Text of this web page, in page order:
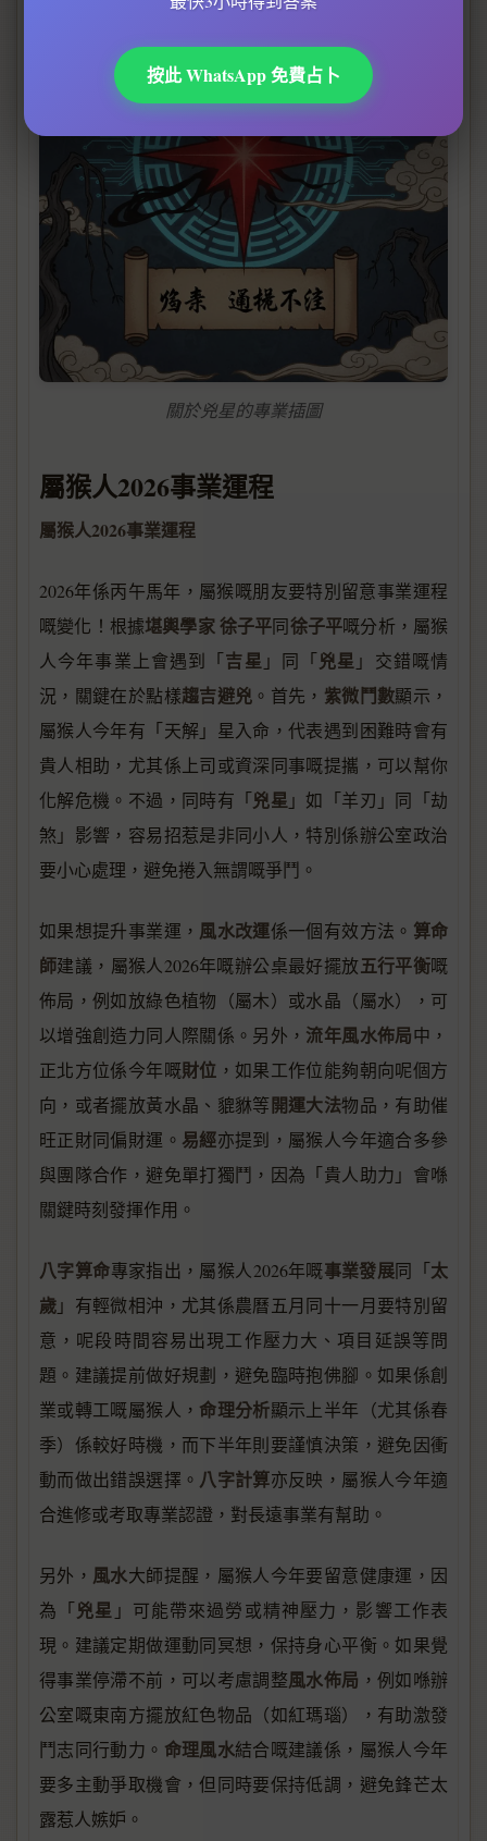
關於兇星的專業插圖
屬猴人2026事業運程
屬猴人2026事業運程
2026年係丙午馬年，屬猴嘅朋友要特別留意事業運程
嘅變化！根據堪輿學家徐子平同徐子平嘅分析，屬猴
人今年事業上會遇到「吉星 」同「兇星 」交錯嘅情
況，關鍵在於點樣趨吉避兇 。首先， 紫微鬥數顯示，
屬猴人今年有「天解」星入命，代表遇到困難時會有
貴人相助，尤其係上司或資深同事嘅提攜，可以幫你
化解危機。不過，同時有「兇星」如「羊刃」同「劫
煞」影響，容易招惹是非同小人，特別係辦公室政治
要小心處理，避免捲入無謂嘅爭鬥。
如果想提升事業運， 風水改運係一個有效方法。 算命
師建議，屬猴人2026年嘅辦公桌最好擺放五行平衡嘅
佈局，例如放綠色植物（屬木）或水晶（屬水），可
以增強創造力同人際關係。另外， 流年風水佈局中，
正北方位係今年嘅財位 ，如果工作位能夠朝向呢個方
向，或者擺放黃水晶、貔貅等開運大法物品，有助催
旺正財同偏財運。 易經亦提到，屬猴人今年適合多參
與團隊合作，避免單打獨鬥，因為「貴人助力」會喺
關鍵時刻發揮作用。
八字算命專家指出，屬猴人2026年嘅事業發展同「太
歲」有輕微相沖，尤其係農曆五月同十一月要特別留
意，呢段時間容易出現工作壓力大、項目延誤等問
題。建議提前做好規劃，避免臨時抱佛腳。如果係創
業或轉工嘅屬猴人， 命理分析顯示上半年（尤其係春
季）係較好時機，而下半年則要謹慎決策，避免因衝
動而做出錯誤選擇。 八字計算亦反映，屬猴人今年適
合進修或考取專業認證，對長遠事業有幫助。
另外， 風水大師提醒，屬猴人今年要留意健康運，因
為「兇星 」可能帶來過勞或精神壓力，影響工作表
現。建議定期做運動同冥想，保持身心平衡。如果覺
得事業停滯不前，可以考慮調整風水佈局 ，例如喺辦
公室嘅東南方擺放紅色物品（如紅瑪瑙），有助激發
鬥志同行動力。 命理風水結合嘅建議係，屬猴人今年
要多主動爭取機會，但同時要保持低調，避免鋒芒太
露惹人嫉妒。
按此 WhatsApp 免費占卜